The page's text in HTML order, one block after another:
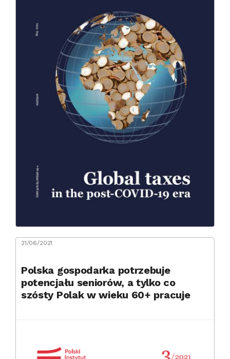
21/06/2021
Polska gospodarka potrzebuje
potencjału seniorów, a tylko co
szósty Polak w wieku 60+ pracuje